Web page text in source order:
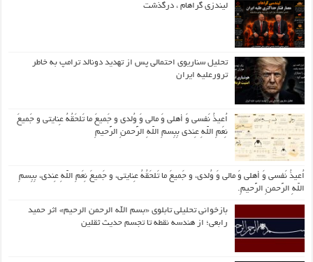
لیندزی گراهام ، درگذشت
تحلیل سناریوی احتمالی پس از تهدید دونالد ترامپ به خاطر
ترورعلیه ایران
اُعیذُ نَفسی وَ أهلی وَ مالی وَ وُلدی و جَمیعَ ما تَلحَقُهُ عِنایتی و جَمیعَ
نِعَمِ اللّهِ عِندی بِبِسمِ اللّهِ الرَّحمنِ الرَّحیمِ
اُعیذُ نَفسی وَ أهلی وَ مالی وَ وُلدی، و جَمیعَ ما تَلحَقُهُ عِنایتی، و جَمیعَ نِعَمِ اللّهِ عِندی، بِبِسمِ
اللّهِ الرَّحمنِ الرَّحیمِ.
بازخوانی تحلیلی تابلوی «بسم الله الرحمن الرحیم» اثر حمید
رابعی؛ از هندسه نقطه تا تجسم حدیث ثقلین